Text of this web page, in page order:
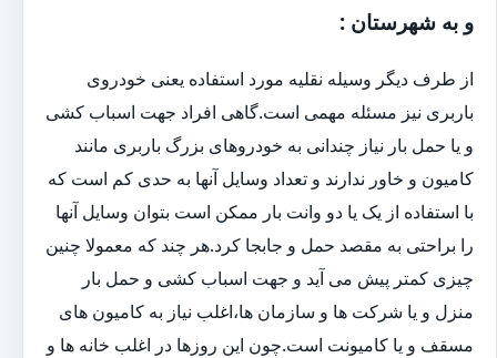
و به شهرستان :
از طرف دیگر وسیله نقلیه مورد استفاده یعنی خودروی
باربری نیز مسئله مهمی است.گاهی افراد جهت اسباب کشی
و یا حمل بار نیاز چندانی به خودروهای بزرگ باربری مانند
کامیون و خاور ندارند و تعداد وسایل آنها به حدی کم است که
با استفاده از یک یا دو وانت بار ممکن است بتوان وسایل آنها
را براحتی به مقصد حمل و جابجا کرد.هر چند که معمولا چنین
چیزی کمتر پیش می آید و جهت اسباب کشی و حمل بار
منزل و یا شرکت ها و سازمان ها،اغلب نیاز به کامیون های
مسقف و یا کامیونت است.چون این روزها در اغلب خانه ها و